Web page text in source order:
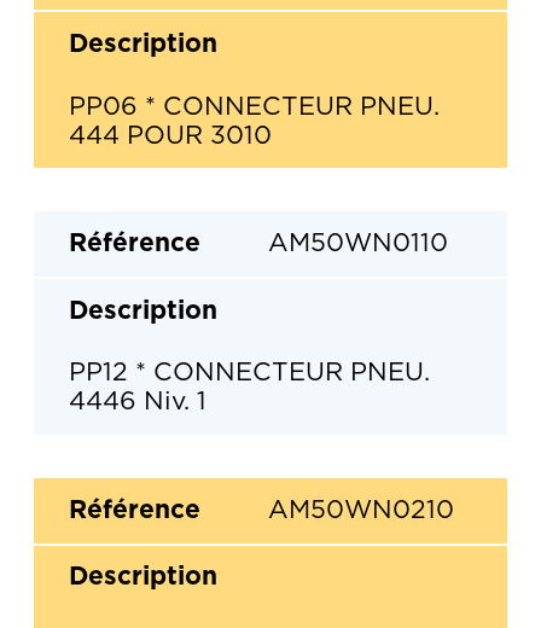
PP06 * CONNECTEUR PNEU.
444 POUR 3010
AM50WN0110
PP12 * CONNECTEUR PNEU.
4446 Niv. 1
AM50WN0210